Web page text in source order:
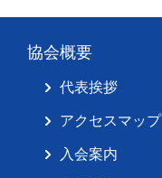
協会概要
代表挨拶
アクセスマップ
入会案内